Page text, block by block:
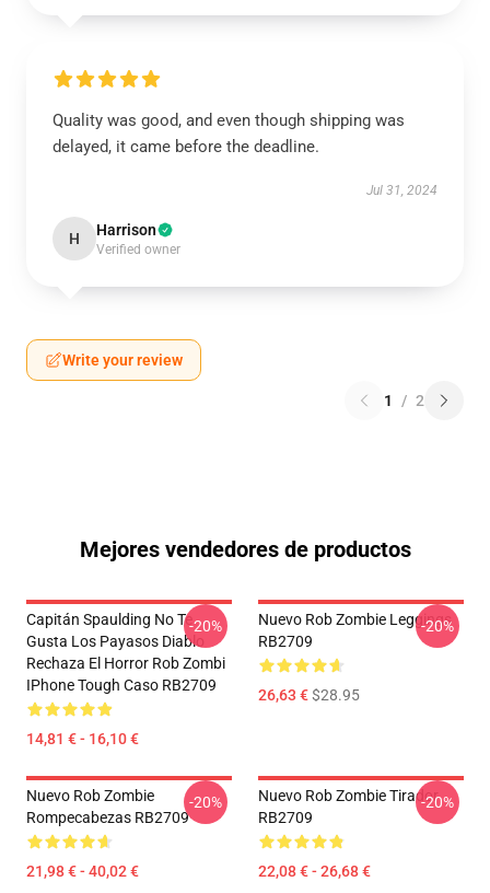
Quality was good, and even though shipping was
delayed, it came before the deadline.
Jul 31, 2024
H Harrison
Verified owner
Write your review
1 / 2
Mejores vendedores de productos
Capitán Spaulding No Te
Gusta Los Payasos Diablo
Rechaza El Horror Rob Zombi
IPhone Tough Caso RB2709
14,81 € - 16,10 €
-20%
Nuevo Rob Zombie Leggings
RB2709
26,63 €$28.95
-20%
Nuevo Rob Zombie
Rompecabezas RB2709
21,98 € - 40,02 €
-20%
Nuevo Rob Zombie Tirador
RB2709
22,08 € - 26,68 €
-20%